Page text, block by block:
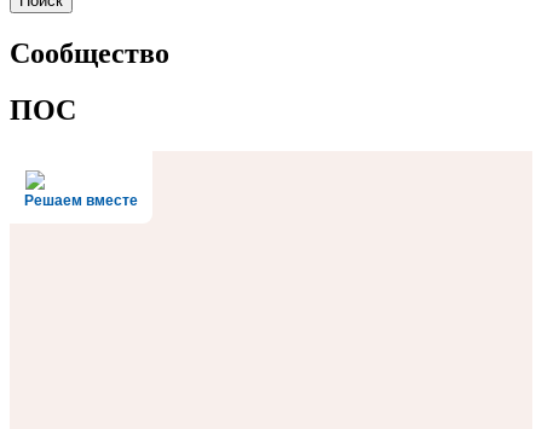
Сообщество
ПОС
Решаем вместе